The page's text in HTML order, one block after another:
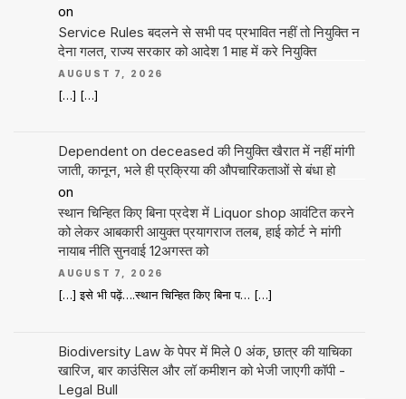
on
Service Rules बदलने से सभी पद प्रभावित नहीं तो नियुक्ति न
देना गलत, राज्य सरकार को आदेश 1 माह में करे नियुक्ति
AUGUST 7, 2026
[…] […]
Dependent on deceased की नियुक्ति खैरात में नहीं मांगी
जाती, कानून, भले ही प्रक्रिया की औपचारिकताओं से बंधा हो
on
स्थान चिन्हित किए बिना प्रदेश में Liquor shop आवंटित करने
को लेकर आबकारी आयुक्त प्रयागराज तलब, हाई कोर्ट ने मांगी
नायाब नीति सुनवाई 12अगस्त को
AUGUST 7, 2026
[…] इसे भी पढ़ें….स्थान चिन्हित किए बिना प… […]
Biodiversity Law के पेपर में मिले 0 अंक, छात्र की याचिका
खारिज, बार काउंसिल और लॉ कमीशन को भेजी जाएगी कॉपी -
Legal Bull